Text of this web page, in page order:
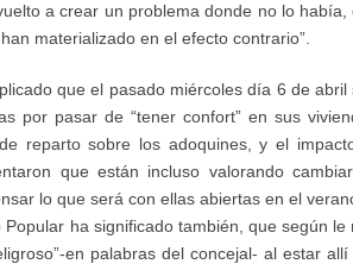
a crear un problema donde no lo
materializado en el efecto contrario”.
que el pasado miércoles día 6 de
por pasar de “tener confort” en sus
reparto sobre los adoquines, y el
que están incluso valorando
lo que será con ellas abiertas en el
ha significado también, que según
en palabras del concejal- al estar